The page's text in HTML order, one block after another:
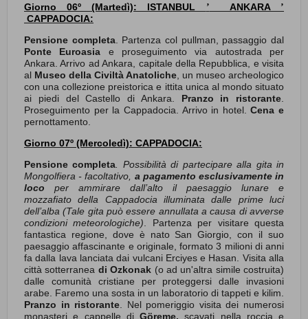
Giorno 06º (Martedì): ISTANBUL
’ ANKARA ’
CAPPADOCIA:
Pensione completa. Partenza col pullman, passaggio dal
Ponte Euroasia e proseguimento via autostrada per
Ankara. Arrivo ad Ankara, capitale della Repubblica, e visita
al Museo della Civiltà Anatoliche , un museo archeologico
con una collezione preistorica e ittita unica al mondo situato
ai piedi del Castello di Ankara. Pranzo in ristorante
Proseguimento per la Cappadocia. Arrivo in hotel.Cena e
pernottamento.
Giorno 07º (Mercoledì): CAPPADOCIA:
Pensione completa . Possibilità di partecipare alla gita in
Mongolfiera - facoltativo, a pagamento esclusivamente in
loco per ammirare dall’alto il paesaggio lunare e
mozzafiato della Cappadocia illuminata dalle prime luci
dell’alba (Tale gita può essere annullata a causa di avverse
condizioni meteorologiche) . Partenza per visitare questa
fantastica regione, dove è nato San Giorgio, con il suo
paesaggio affascinante e originale, formato 3 milioni di anni
fa dalla lava lanciata dai vulcani Erciyes e Hasan. Visita alla
città sotterranea di Ozkonak (o ad un'altra simile costruita)
dalle comunità cristiane per proteggersi dalle invasioni
arabe. Faremo una sosta in un laboratorio di tappeti e kilim.
Pranzo in ristorante . Nel pomeriggio visita dei numerosi
monasteri e cappelle di Göreme, scavati nella roccia e